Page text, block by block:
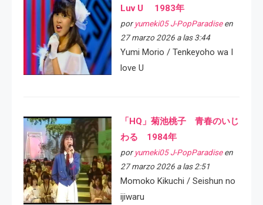
Luv U 1983年
por yumeki05 J-PopParadiseen
27 marzo 2026 a las 3:44
Yumi Morio / Tenkeyoho wa I
love U
「HQ」菊池桃子 青春のいじ
わる 1984年
por yumeki05 J-PopParadiseen
27 marzo 2026 a las 2:51
Momoko Kikuchi / Seishun no
ijiwaru